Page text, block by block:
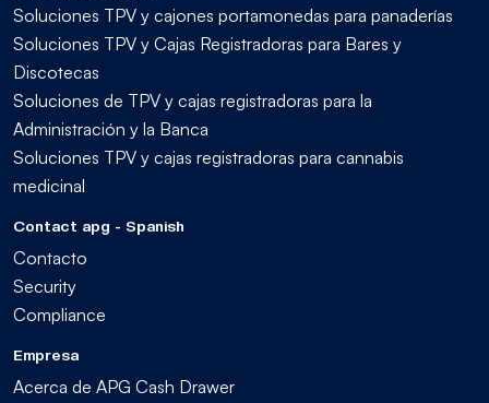
Soluciones TPV y cajones portamonedas para panaderías
Soluciones TPV y Cajas Registradoras para Bares y
Discotecas
Soluciones de TPV y cajas registradoras para la
Administración y la Banca
Soluciones TPV y cajas registradoras para cannabis
medicinal
Contact apg - Spanish
Contacto
Security
Compliance
Empresa
Acerca de APG Cash Drawer